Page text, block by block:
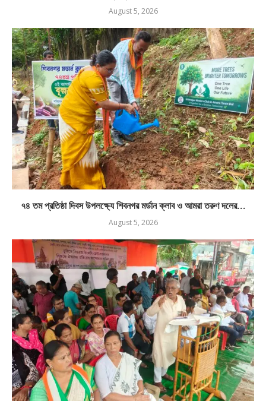
August 5, 2026
৭৪ তম প্রতিষ্ঠা দিবস উপলক্ষ্যে শিবনগর মর্ডান ক্লাব ও আমরা তরুণ দলের...
August 5, 2026